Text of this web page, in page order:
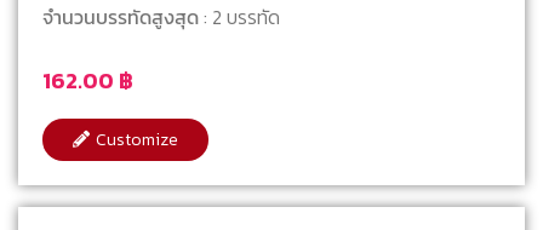
162.00 ฿
จำนวนบรรทัดสูงสุด: 2 บรรทัด
Customize